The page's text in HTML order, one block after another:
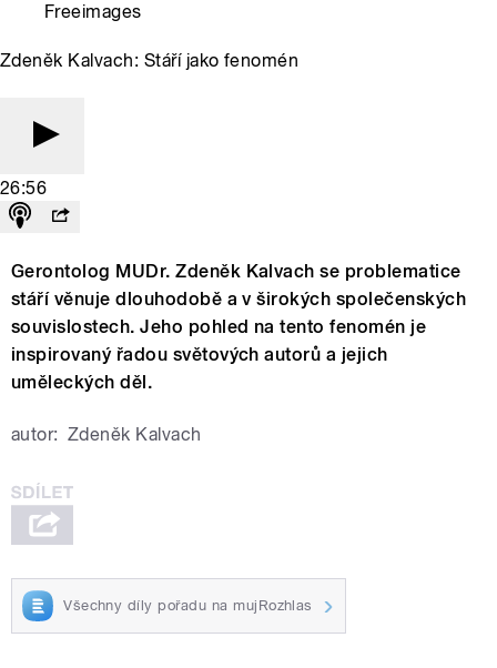
Freeimages
Zdeněk Kalvach: Stáří jako fenomén
26:56
Gerontolog MUDr. Zdeněk Kalvach se problematice
stáří věnuje dlouhodobě a v širokých společenských
souvislostech. Jeho pohled na tento fenomén je
inspirovaný řadou světových autorů a jejich
uměleckých děl.
autor: Zdeněk Kalvach
Všechny díly pořadu na mujRozhlas